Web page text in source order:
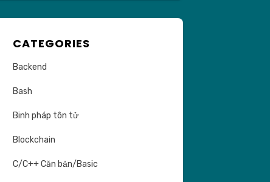
CATEGORIES
Backend
Bash
Binh pháp tôn tử
Blockchain
C/C++ Căn bản/Basic